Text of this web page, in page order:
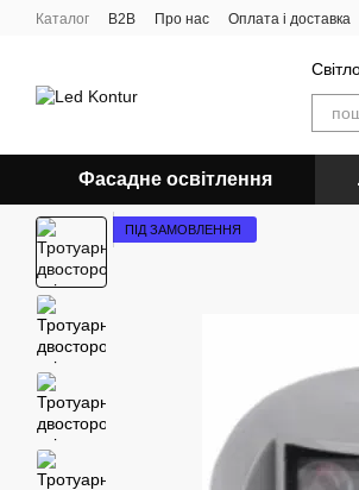
Перейти до основного контенту
Каталог B2B Про нас Оплата і доставка
Фасадне освітлення
ПІД ЗАМОВЛЕННЯ